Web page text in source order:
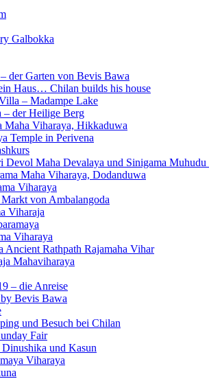
Galbokka
der Garten von Bevis Bawa
Haus… Chilan builds his house
– Madampe Lake
– der Heilige Berg
Maha Viharaya, Hikkaduwa
Temple in Perivena
Devol Maha Devalaya und Sinigama Muhudu
Maha Viharaya, Dodanduwa
Viharaya
von Ambalangoda
Viharaja
Viharaya
Ancient Rathpath Rajamaha Vihar
Mahaviharaya
– die Anreise
Bevis Bawa
und Besuch bei Chilan
Fair
und Kasun
Viharaya